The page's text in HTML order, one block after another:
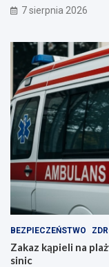
7 sierpnia 2026
BEZPIECZEŃSTWO
Zakaz kąpieli na
sinic